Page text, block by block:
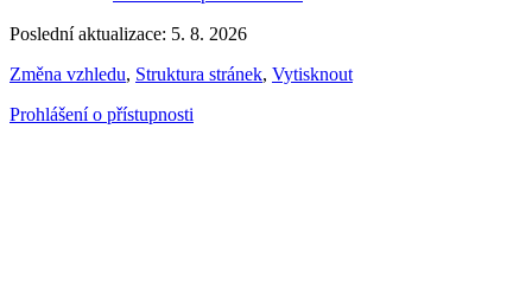
Poslední aktualizace: 5. 8. 2026
Změna vzhledu, Struktura stránek, Vytisknout
Prohlášení o přístupnosti